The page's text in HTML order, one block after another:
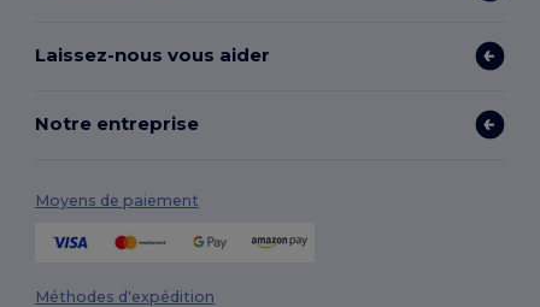
Laissez-nous vous aider
Notre entreprise
Moyens de paiement
Méthodes d'expédition